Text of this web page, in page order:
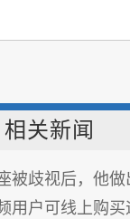
相关新闻
，他做出了让所有人
用户可线上购买